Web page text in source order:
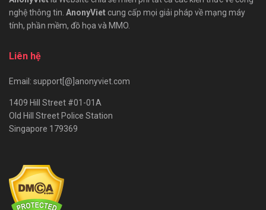
nghệ thông tin. AnonyViet cung cấp mọi giải pháp về mạng máy
tính, phần mềm, đồ họa và MMO.
Liên hệ
Email: support[@]anonyviet.com
1409 Hill Street #01-01A
Old Hill Street Police Station
Singapore 179369